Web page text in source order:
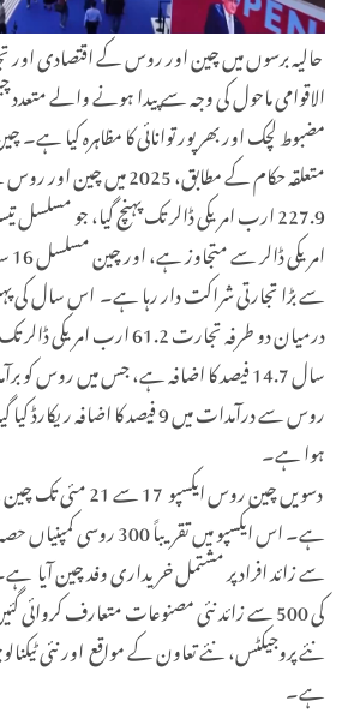
حالیہ برسوں میں چین اور روس کے اقتصادی اور
الاقوامی ماحول کی وجہ سے پیدا ہونے والے متعدد
مضبوط لچک اور بھرپور توانائی کا مظاہرہ کیا
متعلقہ حکام کے مطابق، 2025
سے بڑا تجارتی شراکت دار رہا ہے۔ اس سال کی
درمیان دو طرفہ تجارت 61.2 ارب
روس سے درآمدات میں 9 فیصد کا
ہوا ہے۔
دسویں چین روس
سے زائد افراد پر مشتمل خریداری وفد چین آیا
نئے پروجیکٹس، نئے تعاون کے مواقع اور نئی
ہے۔